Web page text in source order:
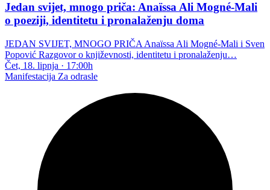
Jedan svijet, mnogo priča: Anaïssa Ali Mogné-Mali
o poeziji, identitetu i pronalaženju doma
JEDAN SVIJET, MNOGO PRIČA Anaïssa Ali Mogné-Mali i Sven
Popović Razgovor o književnosti, identitetu i pronalaženju…
Čet, 18. lipnja · 17:00h
Manifestacija Za odrasle